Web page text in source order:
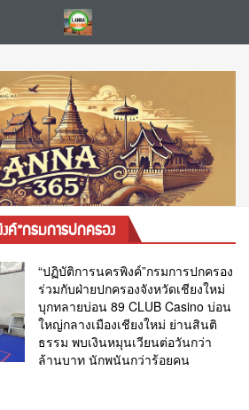
”กรมการปกครอง
“ปฏิบัติการนครพิงค์”กรมการปกครอง
ร่วมกับฝ่ายปกครองจังหวัดเชียงใหม่
บุกทลายบ่อน 89 CLUB Casino บ่อน
ใหญ่กลางเมืองเชียงใหม่ ย่านสินติ
ธรรม พบเงินหมุนเวียนต่อวันกว่า
ล้านบาท นักพนันกว่าร้อยคน